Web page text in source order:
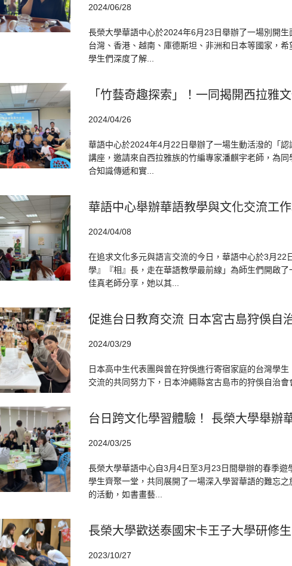
2024/06/28
長榮大學華語中心於2024年6月23日舉辦了一場別開
台灣、香港、越南、庫德斯坦、非洲和日本等國家，
學生們深度了解...
「竹藝奇趣探索」！一同揭開西拉雅
2024/04/26
華語中心於2024年4月22日舉辦了一場生動活潑的「認
講座，邀請來自西拉雅族的竹編專家潘麒宇老師，為
合知識傳遞和實...
華語中心舉辦華語教學與文化交流工
2024/04/08
在追求文化多元與語言交流的今日，華語中心於3月22
學』『相』長，走在華語教學最前線」為師生們開啟
佳真老師分享，她以其...
促進台日教育交流 日本宮古島狩俁自
2024/03/29
日本高中生代表團與曾在狩俁進行寄宿家庭的台灣學
交流的共同努力下，日本沖繩縣宮古島市的狩俁自治
台日跨文化學習體驗！ 長榮大學舉辦
2024/03/25
長榮大學華語中心自3月4日至3月23日間舉辦的春季
學生齊聚一堂，共同展開了一場深入學習華語的難忘
的活動，如書畫藝...
長榮大學歡送泰國宋卡王子大學研修
2023/10/27